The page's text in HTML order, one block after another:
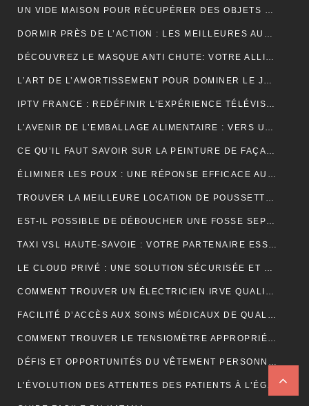
UN VIDE MAISON POUR RÉCUPÉRER DES OBJETS DE DÉCORATION
DORMIR PRÈS DE L’ACTION : LES MEILLEURES AUBERGES DE JEUNESSE À PROXIMITÉ DU PUY DU FOU
DÉCOUVREZ LE MASQUE ANTI CHUTE: VOTRE ALLIÉ POUR DES CHEVEUX FORTS ET SAINS
L’ART DE L’AMORTISSEMENT POUR DOMINER LE JEU DE BADMINTON
IPTV FRANCE : REDÉFINIR L’EXPÉRIENCE TÉLÉVISUELLE
L’AVENIR DE L’EMBALLAGE ALIMENTAIRE : VERS UNE RÉVOLUTION DURABLE ?
CE QU’IL FAUT SAVOIR SUR LA PEINTURE DE FAÇADE
ÉLIMINER LES POUX : UNE RÉPONSE EFFICACE AU CENTRE DE TRAITEMENT DES POUX À LYON
TROUVER LA MEILLEURE LOCATION DE POUSSETTE: FACILITEZ VOS DÉPLACEMENTS AVEC BÉBÉ
EST-IL POSSIBLE DE DÉBOUCHER UNE FOSSE SEPTIQUE NATURELLEMENT ?
TAXI VSL HAUTE-SAVOIE : VOTRE PARTENAIRE ESSENTIEL POUR DES DÉPLACEMENTS MÉDICAUX SÛRS ET CONFORTABLES
LE CLOUD PRIVÉ : UNE SOLUTION SÉCURISÉE ET POLYVALENTE POUR LE STOCKAGE ET L’ACCÈS AUX DONNÉES
COMMENT TROUVER UN ÉLECTRICIEN IRVE QUALIFIÉ POUR VOTRE PROJET DE MOBILITÉ ÉLECTRIQUE ?
FACILITÉ D’ACCÈS AUX SOINS MÉDICAUX DE QUALITÉ AVEC LES TAXIS VSL DE CLERMONT-FERRAND
COMMENT TROUVER LE TENSIOMÈTRE APPROPRIÉ POUR VOUS?
DÉFIS ET OPPORTUNITÉS DU VÊTEMENT PERSONNALISÉ : ANALYSE DU SECTEUR
L’ÉVOLUTION DES ATTENTES DES PATIENTS À L’ÉGARD DU TÉLÉSECRÉTARIAT MÉDICAL : SERVICES PERSONNALISÉS, RÉPONSE RAPIDE ET DISPONIBILITÉ